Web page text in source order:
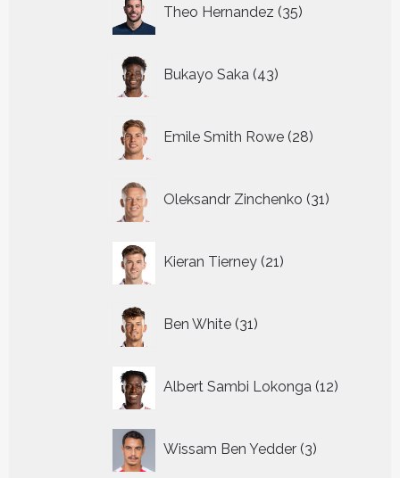
Theo Hernandez 35
producten
Bukayo Saka 43
producten
Emile Smith Rowe 28
producten
Oleksandr Zinchenko 31
producten
Kieran Tierney 21
producten
Ben White 31
producten
Albert Sambi Lokonga 12
Wissam Ben Yedder 3
producten